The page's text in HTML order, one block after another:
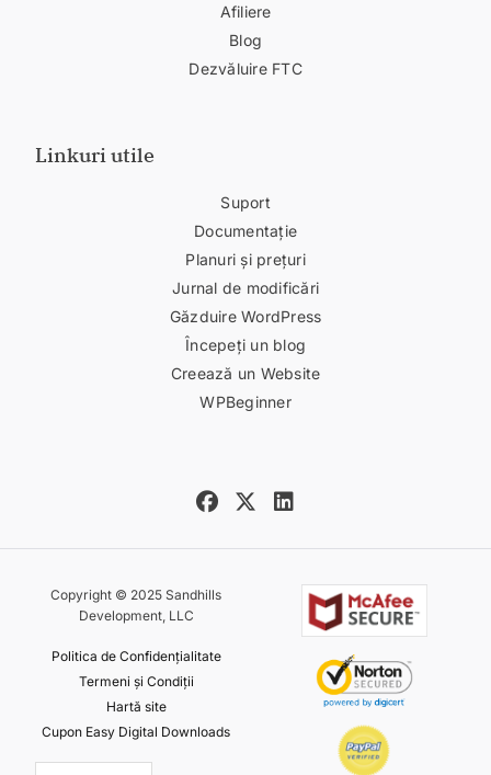
Afiliere
Blog
Dezvăluire FTC
Linkuri utile
Suport
Documentație
Planuri și prețuri
Jurnal de modificări
Găzduire WordPress
Începeți un blog
Creează un Website
WPBeginner
Copyright © 2025 Sandhills
Development, LLC
Politica de Confidențialitate
Termeni și Condiții
Hartă site
Cupon Easy Digital Downloads